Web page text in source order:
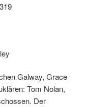
Galway, Grace
Tom Nolan,
Der